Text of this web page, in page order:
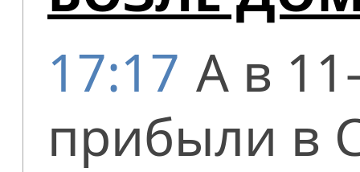
17:17 А в
прибыли в